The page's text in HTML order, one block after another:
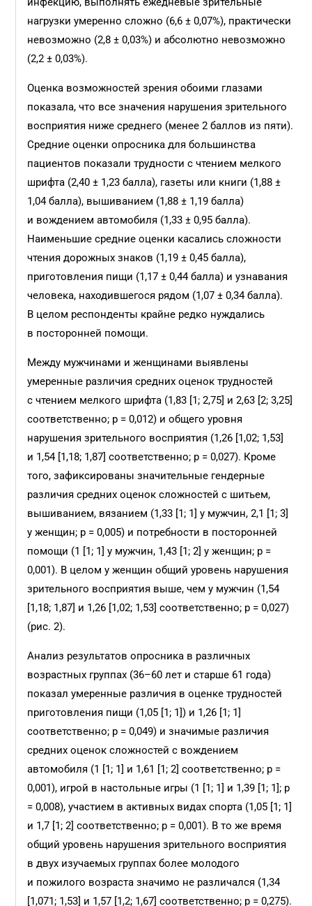
нагрузки умеренно сложно (6,6 ± 0,07%), практически
невозможно (2,8 ± 0,03%) и абсолютно невозможно
(2,2 ± 0,03%).
Оценка возможностей зрения обоими глазами
показала, что все значения нарушения зрительного
восприятия ниже среднего (менее 2 баллов из пяти).
Средние оценки опросника для большинст­ва
пациентов показали трудности с чтением мелкого
шрифта (2,40 ± 1,23 балла), газеты или книги (1,88 ±
1,04 балла), вышиванием (1,88 ± 1,19 балла)
и вождением автомобиля (1,33 ± 0,95 балла).
Наименьшие средние оценки касались сложности
чтения дорожных знаков (1,19 ± 0,45 балла),
приготовления пищи (1,17 ± 0,44 балла) и узнавания
человека, находившегося рядом (1,07 ± 0,34 балла).
В целом рес­понденты крайне редко нуждались
в посторонней помощи.
Между мужчинами и женщинами выявлены
умеренные различия средних оценок трудностей
с чтением мелкого шрифта (1,83 [1; 2,75] и 2,63 [2; 3,25]
соответственно; p = 0,012) и общего уровня
нарушения зрительного восприятия (1,26 [1,02; 1,53]
и 1,54 [1,18; 1,87] соответственно; p = 0,027). Кроме
того, зафиксированы значительные гендерные
различия средних оценок сложностей с шитьем,
вышиванием, вязанием (1,33 [1; 1] у мужчин, 2,1 [1; 3]
у женщин; p = 0,005) и потребности в посторонней
помощи (1 [1; 1] у мужчин, 1,43 [1; 2] у женщин; p =
0,001). В целом у женщин общий уровень нарушения
зрительного восприятия выше, чем у мужчин (1,54
[1,18; 1,87] и 1,26 [1,02; 1,53] соответственно; p = 0,027)
(рис. 2).
Анализ результатов опросника в различных
возрастных группах (36–60 лет и старше 61 года)
показал умеренные различия в оценке трудностей
приготовления пищи (1,05 [1; 1]) и 1,26 [1; 1]
соответственно; p = 0,049) и значимые различия
средних оценок сложностей с вождением
автомобиля (1 [1; 1] и 1,61 [1; 2] соответственно; p =
0,001), игрой в настольные игры (1 [1; 1] и 1,39 [1; 1]; p
= 0,008), участием в активных видах спорта (1,05 [1; 1]
и 1,7 [1; 2] соответственно; p = 0,001). В то же время
общий уровень нарушения зрительного восприятия
в двух изучаемых группах более молодого
и пожилого возраста значимо не различался (1,34
[1,071; 1,53] и 1,57 [1,2; 1,67] соответственно; p = 0,275).